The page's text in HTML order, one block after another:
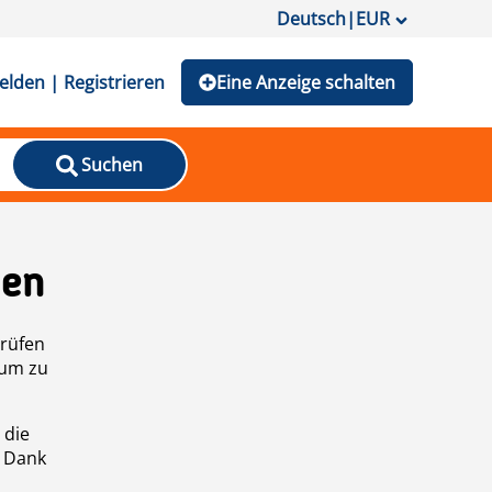
Deutsch|EUR
| Registrieren Eine Anzeige schalten
Suchen
zu
die